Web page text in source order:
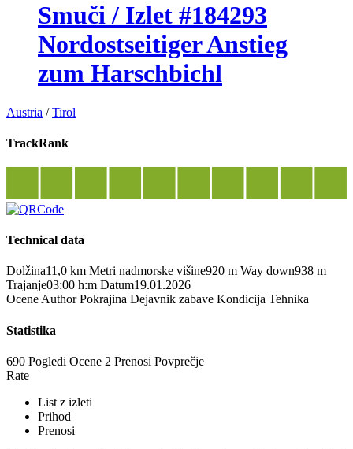
Smuči / Izlet #184293
Nordostseitiger Anstieg
zum Harschbichl
Austria /Tirol
TrackRank
Technical data
Dolžina11,0 km Metri nadmorske višine920 m Way down938 m
Trajanje03:00 h:m Datum19.01.2026
Ocene Author Pokrajina Dejavnik zabave Kondicija Tehnika
Statistika
690 Pogledi Ocene 2 Prenosi Povprečje
Rate
List z izleti
Prihod
Prenosi